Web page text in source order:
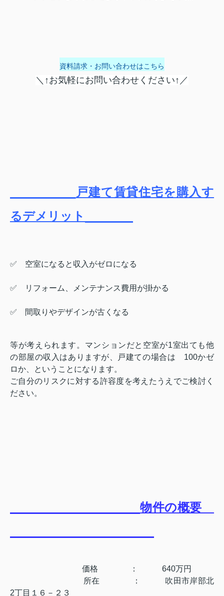
資料請求・お問い合わせはこちら
＼↑お気軽にお問い合わせください↑／
戸建て賃貸住宅を購入す
るデメリット
✅ 空室になると収入がゼロになる
✅ リフォーム、メンテナンス費用が掛かる
✅ 間取りやデザインが古くなる
等が考えられます。マンションだと空室が1室出ても他
の部屋の収入はありますが、戸建ての場合は 100かゼ
ロか、ということになります。
ご自分のリスクに対する許容度を考えたうえでご検討く
ださい。
物件の概要
価格 ： 640万円
所在 ： 吹田市岸部北
2丁目１６－２３